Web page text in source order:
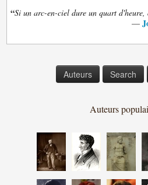
“Si un arc-en-ciel dure un quart d'heure,
—
Auteurs Search
Auteurs